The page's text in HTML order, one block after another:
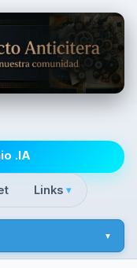
Links ▾
.IA